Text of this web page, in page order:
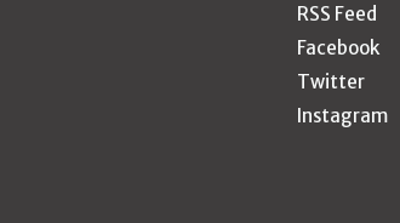
RSS Feed
Facebook
Twitter
Instagram